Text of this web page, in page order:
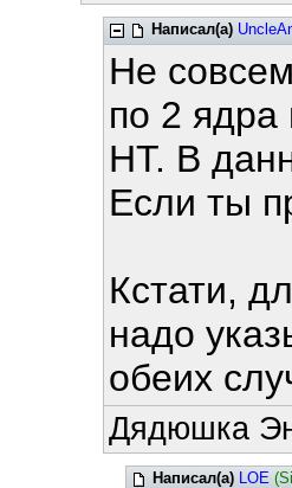
Написал(а)
Не
по 2 ядра
HT. В
Если ты
Кстати,
надо
обеих
Дядюшка
Написал(а) LOE